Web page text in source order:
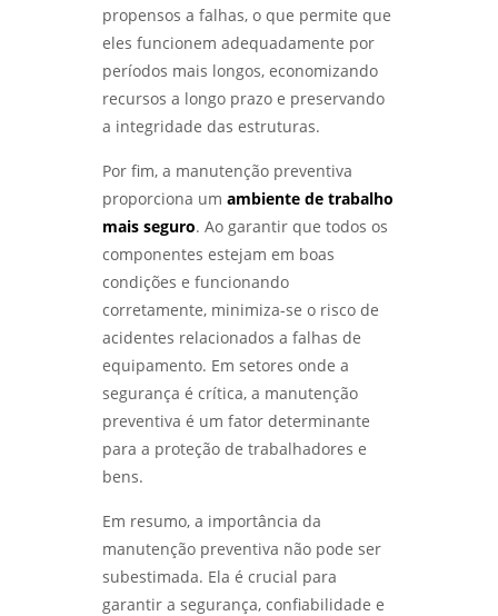
propensos a falhas, o que permite que
eles funcionem adequadamente por
períodos mais longos, economizando
recursos a longo prazo e preservando
a integridade das estruturas.
Por fim, a manutenção preventiva
proporciona um ambiente de trabalho
mais seguro. Ao garantir que todos os
componentes estejam em boas
condições e funcionando
corretamente, minimiza-se o risco de
acidentes relacionados a falhas de
equipamento. Em setores onde a
segurança é crítica, a manutenção
preventiva é um fator determinante
para a proteção de trabalhadores e
bens.
Em resumo, a importância da
manutenção preventiva não pode ser
subestimada. Ela é crucial para
garantir a segurança, confiabilidade e